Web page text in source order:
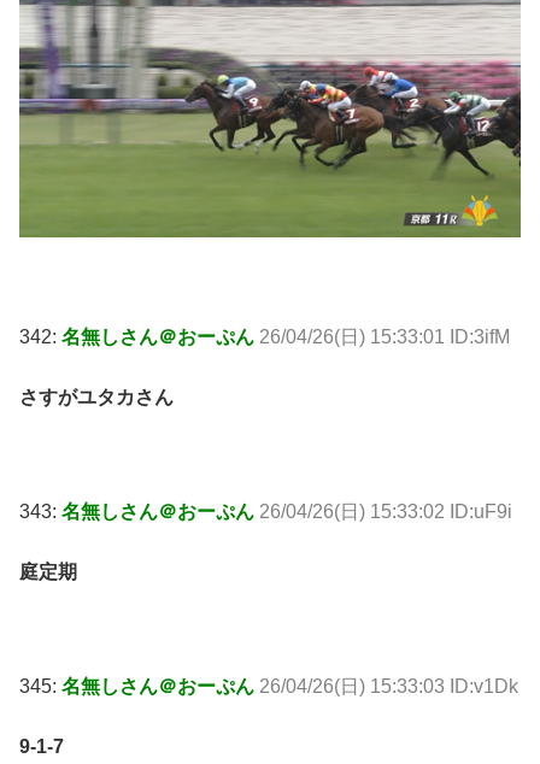
342: 名無しさん＠おーぷん 26/04/26(日) 15:33:01 ID:3ifM
さすがユタカさん
343: 名無しさん＠おーぷん 26/04/26(日) 15:33:02 ID:uF9i
庭定期
345: 名無しさん＠おーぷん 26/04/26(日) 15:33:03 ID:v1Dk
9-1-7